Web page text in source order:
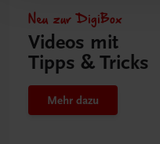
Neu zur DigiBox
Videos mit
Tipps & Tricks
Mehr dazu